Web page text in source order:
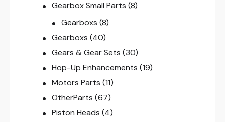
Gearbox Small Parts (8)
Gearboxs (8)
Gearboxs (40)
Gears & Gear Sets (30)
Hop-Up Enhancements (19)
Motors Parts (11)
OtherParts (67)
Piston Heads (4)